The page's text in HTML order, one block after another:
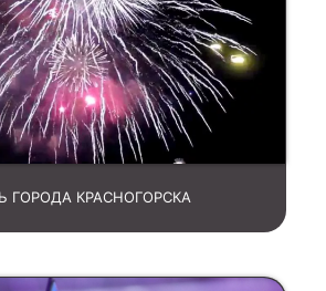
ГОРОДА КРАСНОГОРСКА